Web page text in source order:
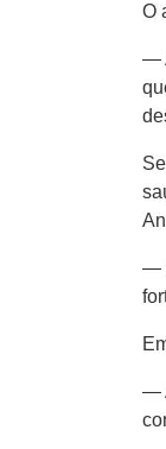
O
—
—
—